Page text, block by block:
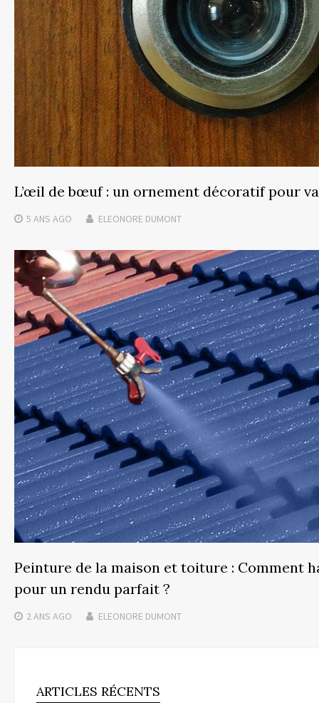
L’œil de bœuf : un ornement décoratif pour
5 ANS AGO ELEONORE DUMONT
Peinture de la maison et toiture : Comment
pour un rendu parfait ?
2 ANS AGO ELEONORE DUMONT
ARTICLES RÉCENTS